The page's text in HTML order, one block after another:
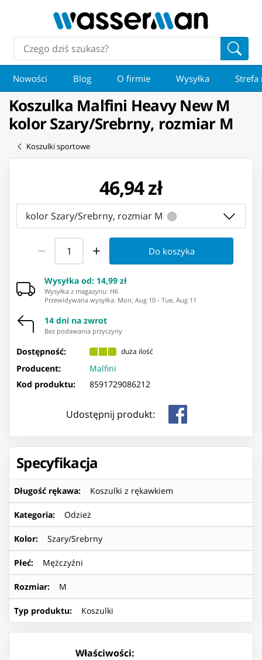
Nowości Blog O firmie Wysyłka Strefa
Koszulka Malfini Heavy New M
kolor Szary/Srebrny, rozmiar M
Koszulki sportowe
46,94 zł
kolor Szary/Srebrny, rozmiar M
Do koszyka
Wysyłka od: 14,99 zł
Wysyłka z magazynu: ⁨H6⁩
Przewidywana wysyłka: Mon, Aug 10 - Tue, Aug 11
14 dni na zwrot
Bez podawania przyczyny
Dostępność: duża ilość
Producent:
Malfini
Kod produktu:
8591729086212
Udostępnij produkt:
Specyfikacja
Długość rękawa: Koszulki z rękawkiem
Kategoria: Odzież
Kolor: Szary/Srebrny
Płeć: Mężczyźni
Rozmiar: M
Typ produktu: Koszulki
Właściwości: